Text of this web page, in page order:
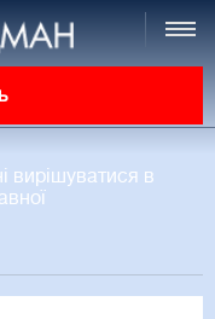
вирішуватися в